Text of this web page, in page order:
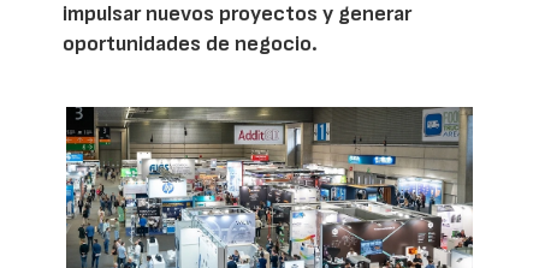
impulsar nuevos proyectos y generar
oportunidades de negocio.